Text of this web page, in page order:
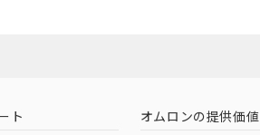
ト オムロンの提供価値